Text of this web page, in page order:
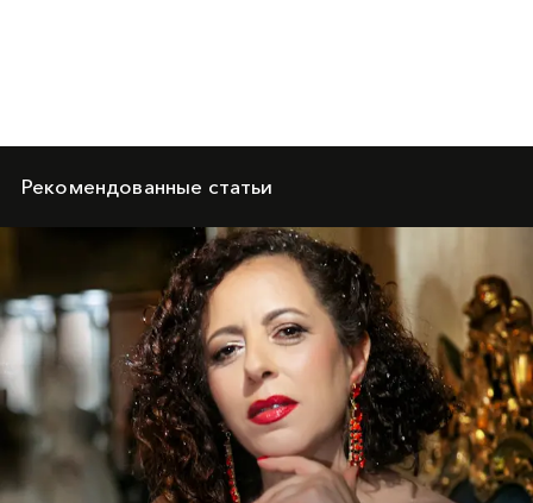
Рекомендованные статьи